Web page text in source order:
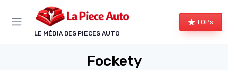
LE MÉDIA DES PIECES AUTO
TOPs
Fockety
Panneau de gestion des cookies